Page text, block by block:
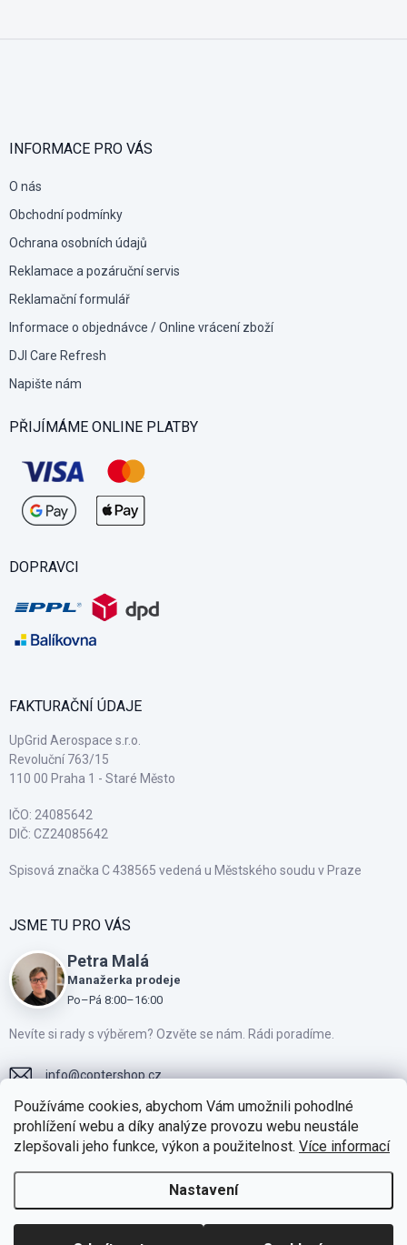
Používáme cookies, abychom Vám umožnili pohodlné
prohlížení webu a díky analýze provozu webu neustále
zlepšovali jeho funkce, výkon a použitelnost. Více informací
Nastavení
INFORMACE PRO VÁS
O nás
Obchodní podmínky
Ochrana osobních údajů
Reklamace a pozáruční servis
Reklamační formulář
Informace o objednávce / Online vrácení zboží
DJI Care Refresh
Napište nám
PŘIJÍMÁME ONLINE PLATBY
DOPRAVCI
FAKTURAČNÍ ÚDAJE
UpGrid Aerospace s.r.o.
Revoluční 763/15
110 00 Praha 1 - Staré Město
IČO: 24085642
DIČ: CZ24085642
Spisová značka C 438565 vedená u Městského soudu v Praze
JSME TU PRO VÁS
Petra Malá
Manažerka prodeje
Po–Pá 8:00–16:00
Nevíte si rady s výběrem? Ozvěte se nám. Rádi poradíme.
info@coptershop.cz
+420775810805
Přidejte se k našim fanouškům na Facebooku
https://www.instagram.com/coptershop.cz